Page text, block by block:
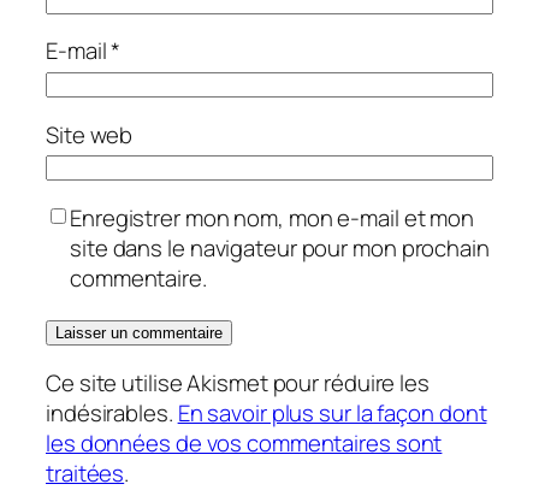
E-mail*
Site web
Enregistrer mon nom, mon e-mail et mon
site dans le navigateur pour mon prochain
commentaire.
Ce site utilise Akismet pour réduire les
indésirables. En savoir plus sur la façon dont
les données de vos commentaires sont
traitées.